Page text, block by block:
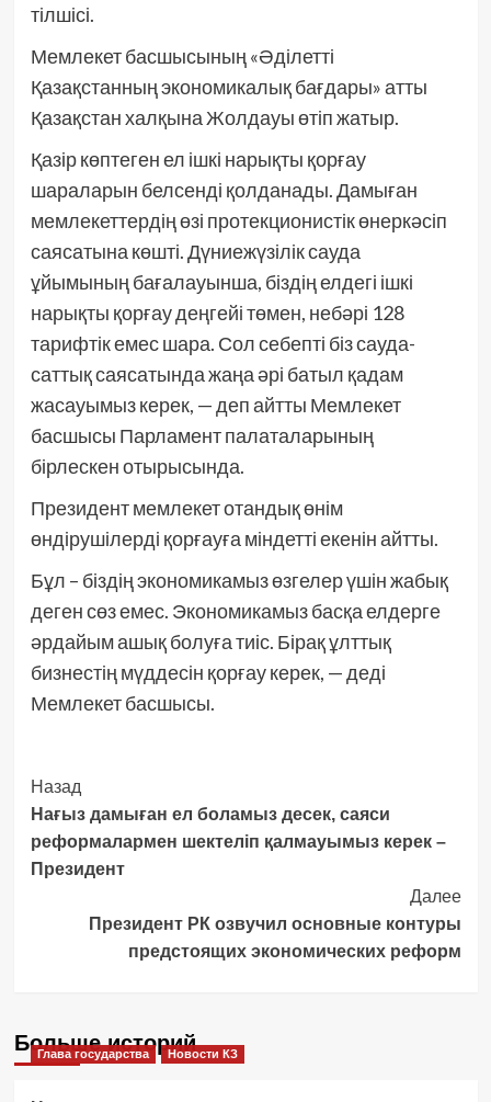
тілшісі.
Мемлекет басшысының «Әділетті
Қазақстанның экономикалық бағдары» атты
Қазақстан халқына Жолдауы өтіп жатыр.
Қазір көптеген ел ішкі нарықты қорғау
шараларын белсенді қолданады. Дамыған
мемлекеттердің өзі протекционистік өнеркәсіп
саясатына көшті. Дүниежүзілік сауда
ұйымының бағалауынша, біздің елдегі ішкі
нарықты қорғау деңгейі төмен, небәрі 128
тарифтік емес шара. Сол себепті біз сауда-
саттық саясатында жаңа әрі батыл қадам
жасауымыз керек, — деп айтты Мемлекет
басшысы Парламент палаталарының
бірлескен отырысында.
Президент мемлекет отандық өнім
өндірушілерді қорғауға міндетті екенін айтты.
Бұл – біздің экономикамыз өзгелер үшін жабық
деген сөз емес. Экономикамыз басқа елдерге
әрдайым ашық болуға тиіс. Бірақ ұлттық
бизнестің мүддесін қорғау керек, — деді
Мемлекет басшысы.
Post
Navigation
Назад
Нағыз дамыған ел боламыз десек, саяси
реформалармен шектеліп қалмауымыз керек –
Президент
Далее
Президент РК озвучил основные контуры
предстоящих экономических реформ
Больше историй
Глава государства Новости КЗ